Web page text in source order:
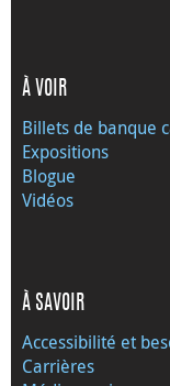
À VOIR
Billets de banque
Expositions
Blogue
Vidéos
À SAVOIR
Accessibilité et
Carrières